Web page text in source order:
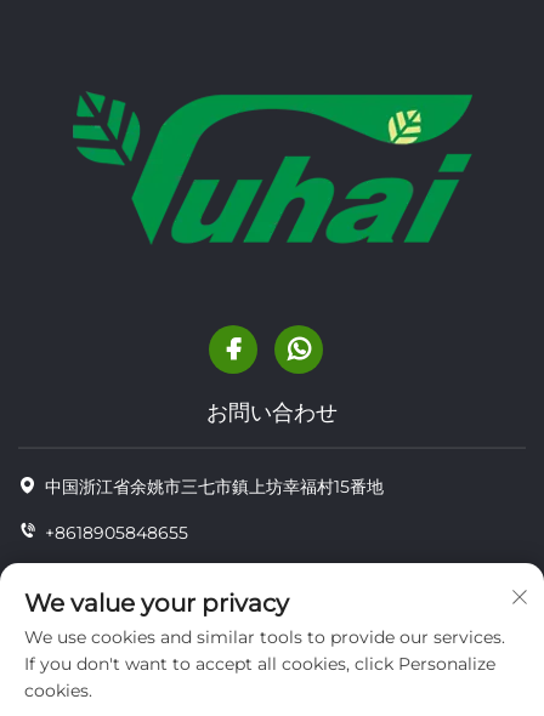
お問い合わせ
中国浙江省余姚市三七市鎮上坊幸福村15番地
+8618905848655
[email protected]
We value your privacy
We use cookies and similar tools to provide our services.
If you don't want to accept all cookies, click Personalize
cookies.